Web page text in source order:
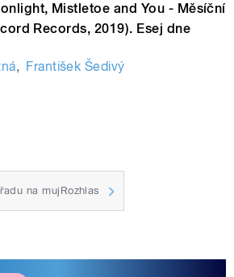
Mistletoe and You - Měsíční
Records, 2019). Esej dne
, František Šedivý
na mujRozhlas